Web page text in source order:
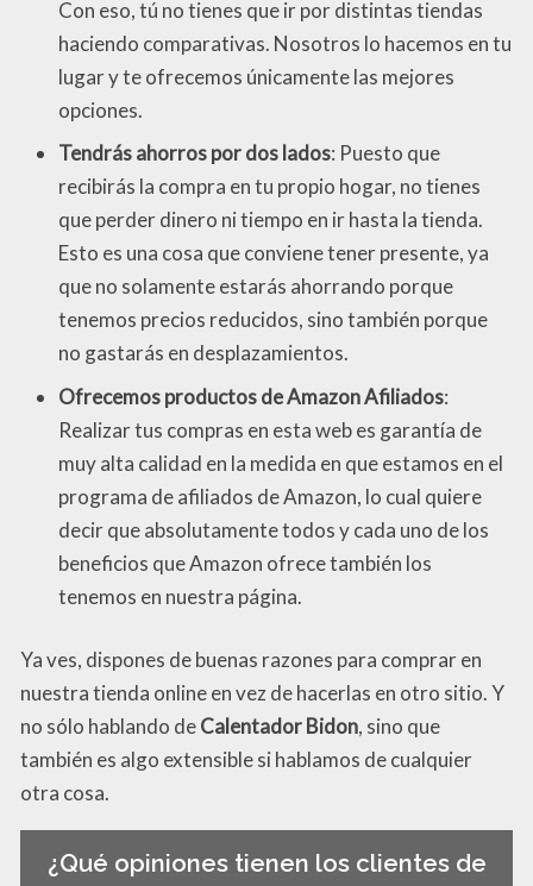
Con eso, tú no tienes que ir por distintas tiendas
haciendo comparativas. Nosotros lo hacemos en tu
lugar y te ofrecemos únicamente las mejores
opciones.
Tendrás ahorros por dos lados: Puesto que
recibirás la compra en tu propio hogar, no tienes
que perder dinero ni tiempo en ir hasta la tienda.
Esto es una cosa que conviene tener presente, ya
que no solamente estarás ahorrando porque
tenemos precios reducidos, sino también porque
no gastarás en desplazamientos.
Ofrecemos productos de Amazon Afiliados:
Realizar tus compras en esta web es garantía de
muy alta calidad en la medida en que estamos en el
programa de afiliados de Amazon, lo cual quiere
decir que absolutamente todos y cada uno de los
beneficios que Amazon ofrece también los
tenemos en nuestra página.
Ya ves, dispones de buenas razones para comprar en
nuestra tienda online en vez de hacerlas en otro sitio. Y
no sólo hablando deCalentador Bidon, sino que
también es algo extensible si hablamos de cualquier
otra cosa.
¿Qué opiniones tienen los clientes de